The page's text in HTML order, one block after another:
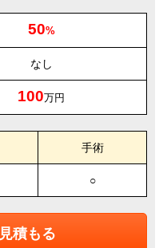
50%
なし
100万円
手術
○
積もる